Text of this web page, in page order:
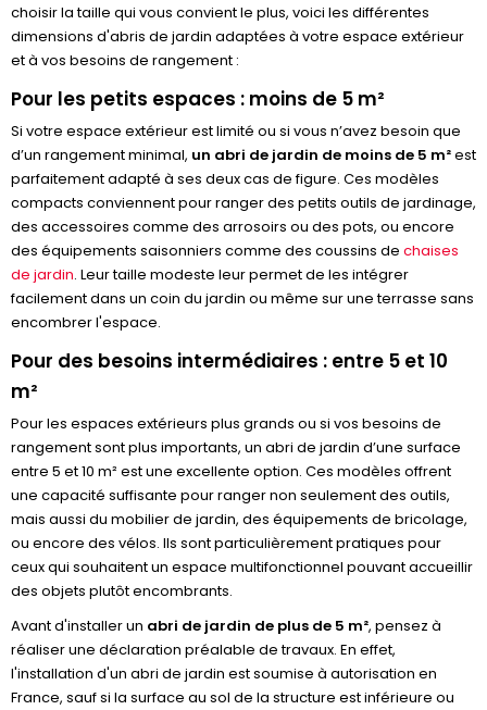
choisir la taille qui vous convient le plus, voici les différentes
dimensions d'abris de jardin adaptées à votre espace extérieur
et à vos besoins de rangement :
Pour les petits espaces : moins de 5 m²
Si votre espace extérieur est limité ou si vous n’avez besoin que
d’un rangement minimal, un abri de jardin de moins de 5 m²est
parfaitement adapté à ses deux cas de figure. Ces modèles
compacts conviennent pour ranger des petits outils de jardinage,
des accessoires comme des arrosoirs ou des pots, ou encore
des équipements saisonniers comme des coussins de chaises
de jardin. Leur taille modeste leur permet de les intégrer
facilement dans un coin du jardin ou même sur une terrasse sans
encombrer l'espace.
Pour des besoins intermédiaires : entre 5 et 10
m²
Pour les espaces extérieurs plus grands ou si vos besoins de
rangement sont plus importants, un abri de jardin d’une surface
entre 5 et 10 m² est une excellente option. Ces modèles offrent
une capacité suffisante pour ranger non seulement des outils,
mais aussi du mobilier de jardin, des équipements de bricolage,
ou encore des vélos. Ils sont particulièrement pratiques pour
ceux qui souhaitent un espace multifonctionnel pouvant accueillir
des objets plutôt encombrants.
Avant d'installer un abri de jardin de plus de 5 m², pensez à
réaliser une déclaration préalable de travaux. En effet,
l'installation d'un abri de jardin est soumise à autorisation en
France, sauf si la surface au sol de la structure est inférieure ou